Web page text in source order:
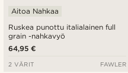
Ruskea punottu italialainen full
grain -nahkavyö
Aitoa Nahkaa
64,95 €
2 VÄRIT FAWLER